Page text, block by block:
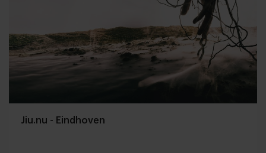
Jiu.nu - Eindhoven